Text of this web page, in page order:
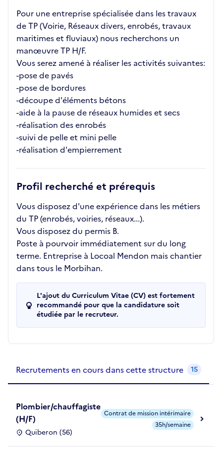
Pour une entreprise spécialisée dans les travaux
de TP (Voirie, Réseaux divers, enrobés, travaux
maritimes et fluviaux) nous recherchons un
manœuvre TP H/F.
Vous serez amené à réaliser les activités suivantes:
-pose de pavés
-pose de bordures
-découpe d'éléments bétons
-aide à la pause de réseaux humides et secs
-réalisation des enrobés
-suivi de pelle et mini pelle
-réalisation d'empierrement
Profil recherché et prérequis
Vous disposez d'une expérience dans les métiers
du TP (enrobés, voiries, réseaux...).
Vous disposez du permis B.
Poste à pourvoir immédiatement sur du long
terme. Entreprise à Locoal Mendon mais chantier
dans tous le Morbihan.
L'ajout du Curriculum Vitae (CV) est fortement
recommandé pour que la candidature soit
étudiée par le recruteur.
Recrutements en cours dans cette structure 15
Plombier/chauffagiste
(H/F)
Quiberon (56)
Contrat de mission intérimaire
35h/semaine